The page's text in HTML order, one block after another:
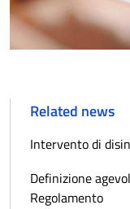
Related news
Intervento di
Definizione
Regolamento